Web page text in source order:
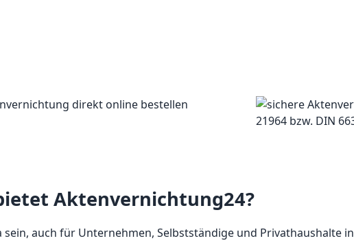
Aktenvernichtung24?
auch für Unternehmen, Selbstständige und Privathaushalte